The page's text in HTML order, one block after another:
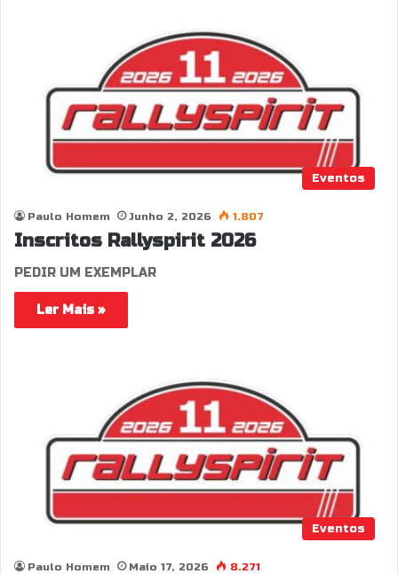
Eventos
Paulo Homem Junho 2, 2026 1.807
Inscritos Rallyspirit 2026
PEDIR UM EXEMPLAR
Ler Mais »
Eventos
Paulo Homem Maio 17, 2026 8.271